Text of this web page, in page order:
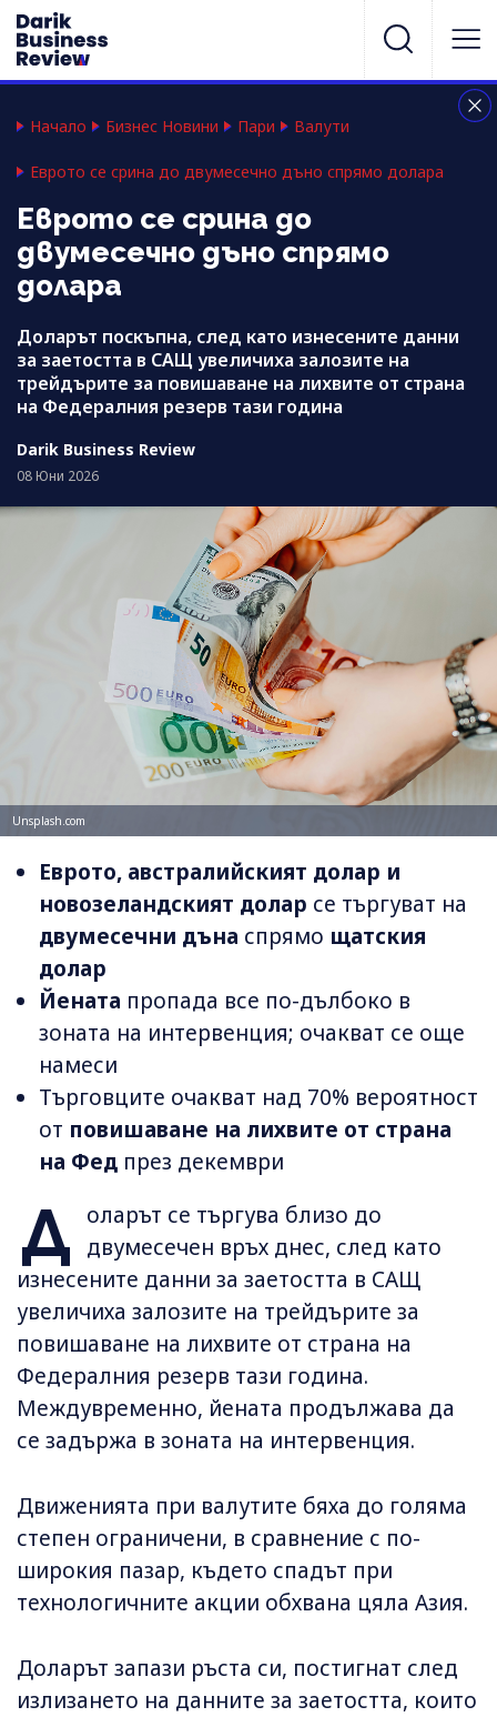
Начало Бизнес Новини Пари Валути
Еврото се срина до двумесечно дъно спрямо долара
Еврото се срина до
двумесечно дъно спрямо
долара
Доларът поскъпна, след като изнесените данни
за заетостта в САЩ увеличиха залозите на
трейдърите за повишаване на лихвите от страна
на Федералния резерв тази година
Darik Business Review
08 Юни 2026
Unsplash.com
Еврото, австралийският долар и
новозеландският долар се търгуват на
двумесечни дъна спрямо щатския
долар
Йената пропада все по-дълбоко в
зоната на интервенция; очакват се още
намеси
Търговците очакват над 70% вероятност
от повишаване на лихвите от страна
на Фед през декември
Д
оларът се търгува близо до
двумесечен връх днес, след като
изнесените данни за заетостта в САЩ
увеличиха залозите на трейдърите за
повишаване на лихвите от страна на
Федералния резерв тази година.
Междувременно, йената продължава да
се задържа в зоната на интервенция.
Движенията при валутите бяха до голяма
степен ограничени, в сравнение с по-
широкия пазар, където спадът при
технологичните акции обхвана цяла Азия.
Доларът запази ръста си, постигнат след
излизането на данните за заетостта, които